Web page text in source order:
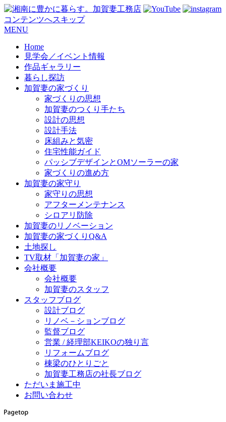
コンテンツへスキップ
MENU
Home
見学会／イベント情報
作品ギャラリー
暮らし探訪
加賀妻の家づくり
家づくりの思想
加賀妻のつくり手たち
設計の思想
設計手法
床組みと気密
住宅性能ガイド
パッシブデザインとOMソーラーの家
家づくりの進め方
加賀妻の家守り
家守りの思想
アフターメンテナンス
シロアリ防除
加賀妻のリノベーション
加賀妻の家づくりQ&A
土地探し
TV取材「加賀妻の家」
会社概要
会社概要
加賀妻のスタッフ
スタッフブログ
設計ブログ
リノベ－ションブログ
監督ブログ
営業 / 経理部KEIKOの独り言
リフォームブログ
棟梁のひとりごと
加賀妻工務店の社長ブログ
ただいま施工中
お問い合わせ